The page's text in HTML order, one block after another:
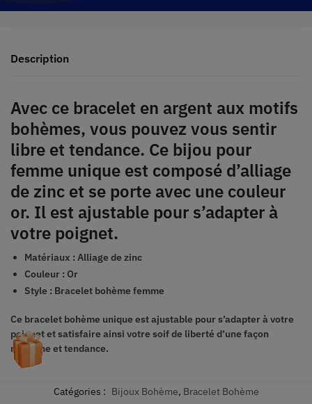
Description
Avec ce bracelet en argent aux motifs
bohèmes, vous pouvez vous sentir
libre et tendance. Ce bijou pour
femme unique est composé d’alliage
de zinc et se porte avec une couleur
or. Il est ajustable pour s’adapter à
votre poignet.
Matériaux :Alliage de zinc
Couleur : Or
Style : Bracelet bohème femme
Ce bracelet bohème unique est ajustable pour s’adapter à votre
poignet et satisfaire ainsi votre soif de liberté d’une façon
moderne et tendance.
Catégories : Bijoux Bohème, Bracelet Bohème